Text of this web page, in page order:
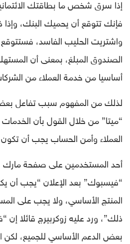
إذا سرق شخص ما بطاقتك
فإنك تتوقع أن يحميك البنك،
واشتريت الحليب الفاسد،
الصندوق المبلغ، بمعنى أن
أساسيا من خدمة العملاء من
لذلك من المفهوم سبب تفاعل
“ميتا” من خلال القول بأن
العملاء وأمن الحساب يجب أن
أحد المستخدمين على صفحة مارك
“فيسبوك” بعد الإعلان “يجب أن
المنتج الأساسي، ولا يجب على
ذلك”، ورد عليه زوكربيرج قائلا
بعض الدعم الأساسي للجميع، لكن